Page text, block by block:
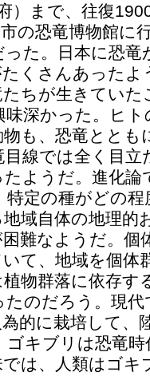
）まで、往復
の恐竜博物館に
た。日本に恐竜
くさんあったよ
ちが生きていた
深かった。ヒ
も、恐竜ととも
線では全く目立
ようだ。進化論
定の種がどの
域自体の地理的
難なようだ。個
て、地域を個体
物群落に依存す
のだろう。現代
的に栽培して、
キブリは恐竜
は、人類はゴキ